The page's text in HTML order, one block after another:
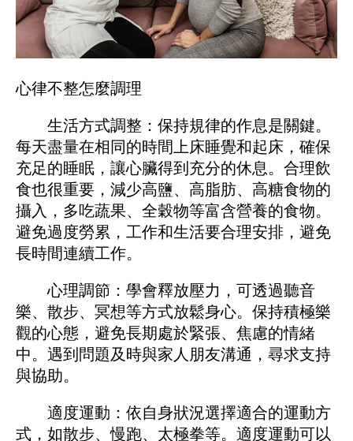
心律不整怎麼調理
生活方式調整：保持規律的作息是關鍵。
每天盡量在相同的時間上床睡覺和起床，確保
充足的睡眠，讓心臟得到充分的休息。合理飲
食也很重要，減少高鹽、高脂肪、高糖食物的
攝入，多吃蔬果、全穀物等富含營養的食物。
避免過度勞累，工作和生活要合理安排，避免
長時間連續工作。
心理調節：學會釋放壓力，可透過聽音
樂、散步、冥想等方式放鬆身心。保持積極樂
觀的心態，避免長期處於緊張、焦慮的情緒
中。遇到問題及時與家人朋友溝通，尋求支持
與協助。
適度運動：依自身狀況選擇適合的運動方
式，如散步、慢跑、太極拳等。適度運動可以